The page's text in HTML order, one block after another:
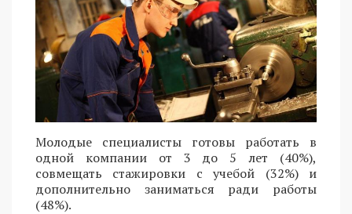
Молодые специалисты готовы работать в
одной компании от 3 до 5 лет (40%),
совмещать стажировки с учебой (32%) и
дополнительно заниматься ради работы
(48%).